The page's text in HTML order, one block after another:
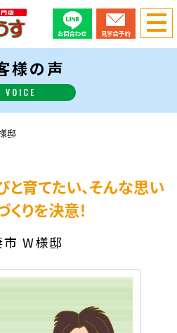
様の声
VOICE
邸
育てたい、そんな思い
りを決意！
市 W様邸